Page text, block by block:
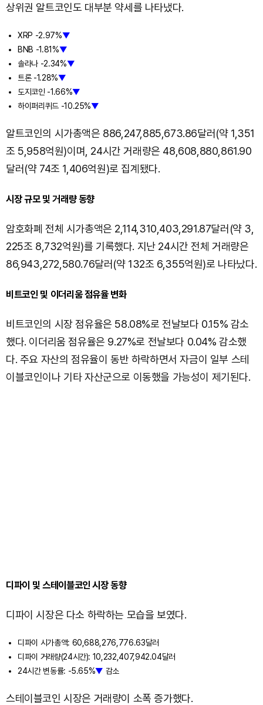
상위권 알트코인도 대부분 약세를 나타냈다.
XRP -2.97%▼
BNB -1.81%▼
솔라나 -2.34%▼
트론 -1.28%▼
도지코인 -1.66%▼
하이퍼리퀴드 -10.25%▼
알트코인의 시가총액은 886,247,885,673.86달러(약 1,351
조 5,958억원)이며, 24시간 거래량은 48,608,880,861.90
달러(약 74조 1,406억원)로 집계됐다.
시장 규모 및 거래량 동향
암호화폐 전체 시가총액은 2,114,310,403,291.87달러(약 3,
225조 8,732억원)를 기록했다. 지난 24시간 전체 거래량은
86,943,272,580.76달러(약 132조 6,355억원)로 나타났다.
비트코인 및 이더리움 점유율 변화
비트코인의 시장 점유율은 58.08%로 전날보다 0.15% 감소
했다. 이더리움 점유율은 9.27%로 전날보다 0.04% 감소했
다. 주요 자산의 점유율이 동반 하락하면서 자금이 일부 스테
이블코인이나 기타 자산군으로 이동했을 가능성이 제기된다.
디파이 및 스테이블코인 시장 동향
디파이 시장은 다소 하락하는 모습을 보였다.
디파이 시가총액: 60,688,276,776.63달러
디파이 거래량(24시간): 10,232,407,942.04달러
24시간 변동률: -5.65%▼ 감소
스테이블코인 시장은 거래량이 소폭 증가했다.